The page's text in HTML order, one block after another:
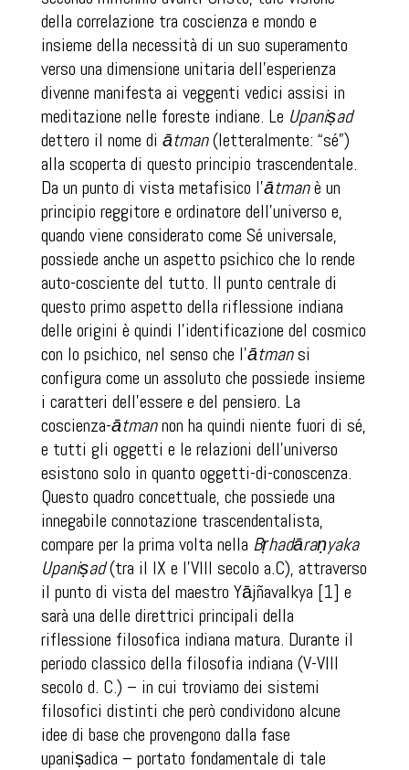
della correlazione tra coscienza e mondo e
insieme della necessità di un suo superamento
verso una dimensione unitaria dell’esperienza
divenne manifesta ai veggenti vedici assisi in
meditazione nelle foreste indiane. Le Upaniṣad
dettero il nome di ātman(letteralmente: “sé”)
alla scoperta di questo principio trascendentale.
Da un punto di vista metafisico l’ātmanè un
principio reggitore e ordinatore dell’universo e,
quando viene considerato come Sé universale,
possiede anche un aspetto psichico che lo rende
auto-cosciente del tutto. Il punto centrale di
questo primo aspetto della riflessione indiana
delle origini è quindi l’identificazione del cosmico
con lo psichico, nel senso che l’ātmansi
configura come un assoluto che possiede insieme
i caratteri dell’essere e del pensiero. La
coscienza-ātmannon ha quindi niente fuori di sé,
e tutti gli oggetti e le relazioni dell’universo
esistono solo in quanto oggetti-di-conoscenza.
Questo quadro concettuale, che possiede una
innegabile connotazione trascendentalista,
compare per la prima volta nella Bṛhadāraṇyaka
Upaniṣad(tra il IX e l'VIII secolo a.C), attraverso
il punto di vista del maestro Yājñavalkya [1] e
sarà una delle direttrici principali della
riflessione filosofica indiana matura. Durante il
periodo classico della filosofia indiana (V-VIII
secolo d. C.) – in cui troviamo dei sistemi
filosofici distinti che però condividono alcune
idee di base che provengono dalla fase
upaniṣadica – portato fondamentale di tale